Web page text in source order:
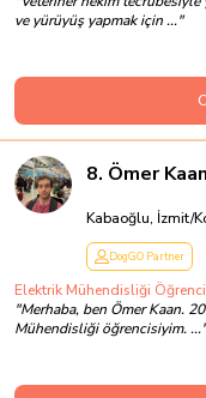
ve yürüyüş yapmak için ..."
8. Ömer Kaan
Kabaoğlu, İzmit/
DogGO Partner
Elektrik Mühendisliği
"Merhaba, ben Ömer Kaan.
Mühendisliği öğrencisiyim. ..."